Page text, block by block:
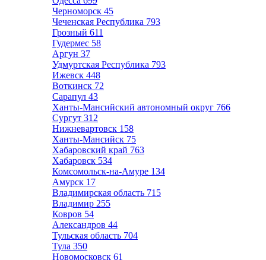
Черноморск 45
Чеченская Республика 793
Грозный 611
Гудермес 58
Аргун 37
Удмуртская Республика 793
Ижевск 448
Воткинск 72
Сарапул 43
Ханты-Мансийский автономный округ 766
Сургут 312
Нижневартовск 158
Ханты-Мансийск 75
Хабаровский край 763
Хабаровск 534
Комсомольск-на-Амуре 134
Амурск 17
Владимирская область 715
Владимир 255
Ковров 54
Александров 44
Тульская область 704
Тула 350
Новомосковск 61